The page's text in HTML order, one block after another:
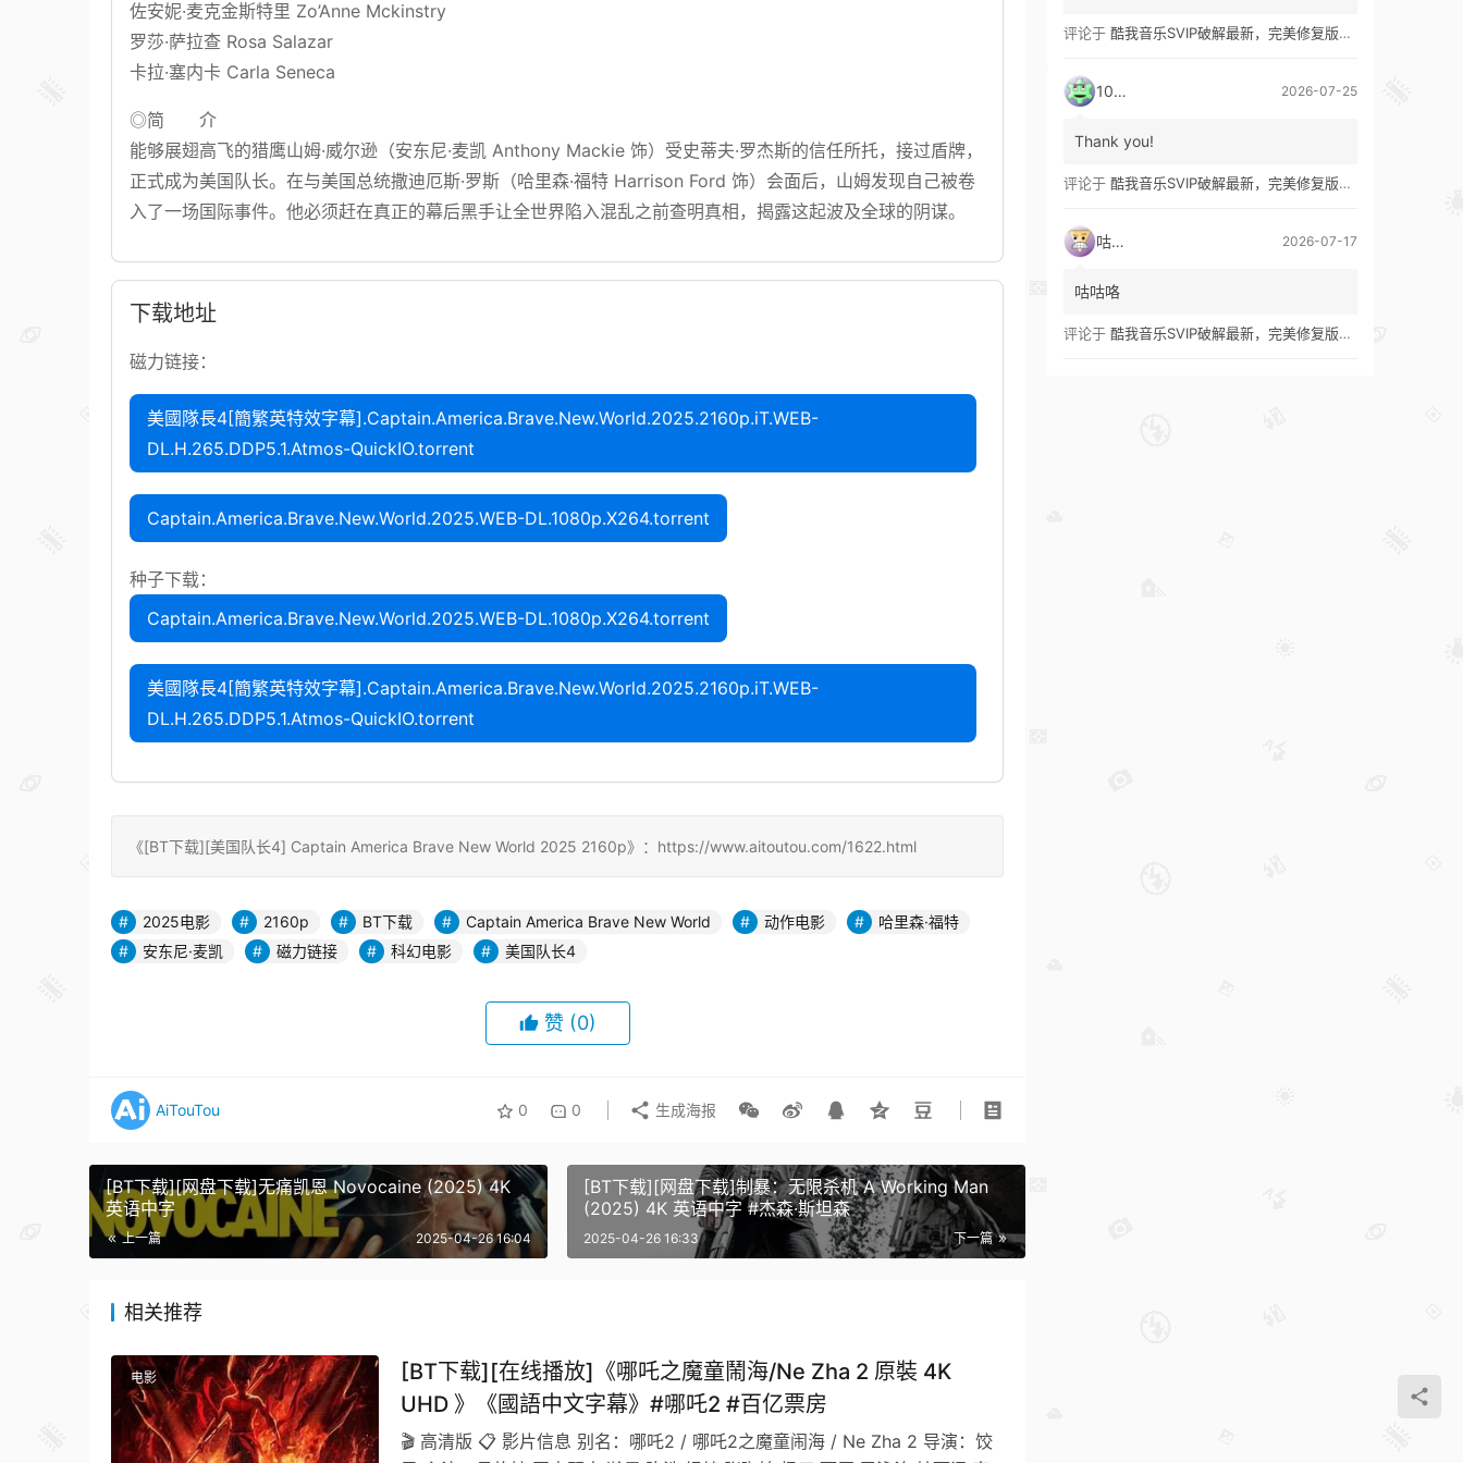
佐安妮·麦克金斯特里 Zo’Anne Mckinstry
罗莎·萨拉查 Rosa Salazar
卡拉·塞内卡 Carla Seneca
◎简 介
能够展翅高飞的猎鹰山姆·威尔逊（安东尼·麦凯 Anthony Mackie 饰）受史蒂夫·罗杰斯的信任所托，接过盾牌，
正式成为美国队长。在与美国总统撒迪厄斯·罗斯（哈里森·福特 Harrison Ford 饰）会面后，山姆发现自己被卷
入了一场国际事件。他必须赶在真正的幕后黑手让全世界陷入混乱之前查明真相，揭露这起波及全球的阴谋。
下载地址
磁力链接：
美國隊長4[簡繁英特效字幕].Captain.America.Brave.New.World.2025.2160p.iT.WEB-
DL.H.265.DDP5.1.Atmos-QuickIO.torrent
Captain.America.Brave.New.World.2025.WEB-DL.1080p.X264.torrent
种子下载：
Captain.America.Brave.New.World.2025.WEB-DL.1080p.X264.torrent
美國隊長4[簡繁英特效字幕].Captain.America.Brave.New.World.2025.2160p.iT.WEB-
DL.H.265.DDP5.1.Atmos-QuickIO.torrent
《[BT下载][美国队长4] Captain America Brave New World 2025 2160p》：https://www.aitoutou.com/1622.html
2025电影 2160p BT下载 Captain America Brave New World 动作电影
哈里森·福特
安东尼·麦凯
磁力链接 科幻电影 美国队长4
赞 (0)
AiTouTou 0 0 生成海报
[BT下载][网盘下载]无痛凯恩 Novocaine (2025) 4K
英语中字
上一篇 2025-04-26 16:04
[BT下载][网盘下载]制暴：无限杀机 A Working Man
(2025) 4K 英语中字 #杰森·斯坦森
下一篇
2025-04-26 16:33
相关推荐
电影
[BT下载][在线播放]《哪吒之魔童鬧海/Ne Zha 2 原裝 4K
UHD 》《國語中文字幕》#哪吒2 #百亿票房
🎬 高清版 📋 影片信息 别名：哪吒2 / 哪吒2之魔童闹海 / Ne Zha 2 导演：饺
评论于 酷我音乐SVIP破解最新，完美修复版！支持安卓+车机+pc版！
1035 2026-07-25
Thank you!
评论于 酷我音乐SVIP破解最新，完美修复版！支持安卓+车机+pc版！
咕咕咯 2026-07-17
咕咕咯
评论于 酷我音乐SVIP破解最新，完美修复版！支持安卓+车机+pc版！